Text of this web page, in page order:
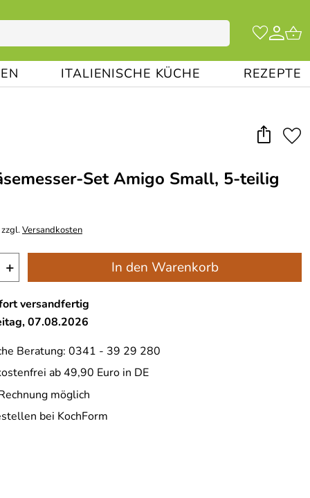
ITALIENISCHE KÜCHE REZEPTE
Set Amigo Small, 5-teilig
Versandkosten
+ In den Warenkorb
versandfertig
07.08.2026
Beratung: 0341 - 39 29 280
ab 49,90 Euro in DE
möglich
bei KochForm